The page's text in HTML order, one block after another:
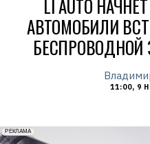
LI AUTO
АВТОМОБИЛИ
БЕСПРОВОДНОЙ
11:00, 9
erid: 2VfnxxmNzs5
РЕКЛАМА